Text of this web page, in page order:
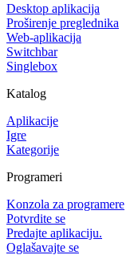
Desktop aplikacija
Proširenje preglednika
Web-aplikacija
Switchbar
Singlebox
Katalog
Aplikacije
Igre
Kategorije
Programeri
Konzola za programere
Potvrdite se
Predajte aplikaciju.
Oglašavajte se